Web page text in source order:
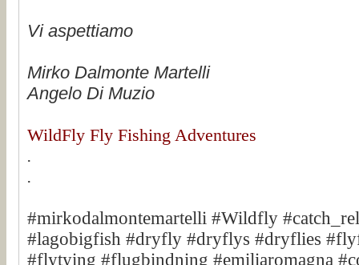
Vi aspettiamo
Mirko Dalmonte Martelli
Angelo Di Muzio
WildFly Fly Fishing Adventures
.
.
#mirkodalmontemartelli #Wildfly
#lagobigfish #dryfly #dryflys #dryflies
#flytying #flugbindning #emiliaromagna